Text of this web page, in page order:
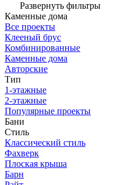
Развернуть фильтры
Каменные дома
Все проекты
Клееный брус
Комбинированные
Каменные дома
Авторские
Тип
1-этажные
2-этажные
Популярные проекты
Бани
Стиль
Классический стиль
Фахверк
Плоская крыша
Барн